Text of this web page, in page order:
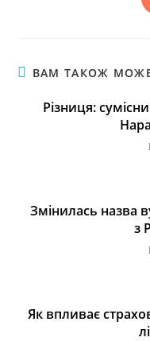
ВАМ ТАКОЖ
Різниця:
Змінилась назва
з
Як впливає